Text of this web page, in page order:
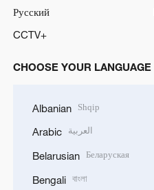
Русский
CCTV+
CHOOSE YOUR LANGUAGE
Albanian Shqip
Arabic العربية
Belarusian Беларуская
Bengali বাংলা